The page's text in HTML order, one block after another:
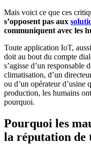
Mais voici ce que ces
s’opposent pas aux
communiquent avec les
Toute application IoT,
doit au bout du compte
s’agisse d’un responsable
climatisation, d’un
ou d’un opérateur d’usine
production, les humains
pourquoi.
Pourquoi les
la réputation de